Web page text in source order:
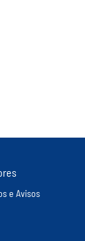
e Avisos